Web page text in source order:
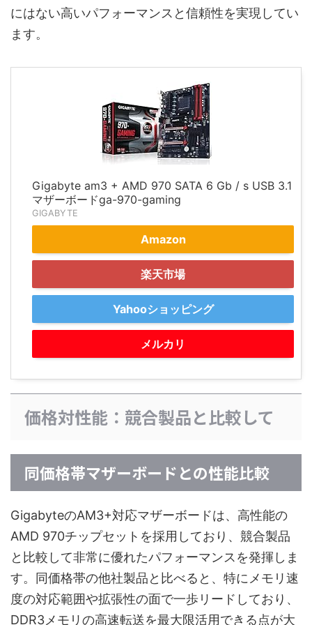
にはない高いパフォーマンスと信頼性を実現してい
ます。
Gigabyte am3 + AMD 970 SATA 6 Gb / s USB 3.1
マザーボードga-970-gaming
GIGABYTE
Amazon
楽天市場
Yahooショッピング
メルカリ
価格対性能：競合製品と比較して
同価格帯マザーボードとの性能比較
GigabyteのAM3+対応マザーボードは、高性能の
AMD 970チップセットを採用しており、競合製品
と比較して非常に優れたパフォーマンスを発揮しま
す。同価格帯の他社製品と比べると、特にメモリ速
度の対応範囲や拡張性の面で一歩リードしており、
DDR3メモリの高速転送を最大限活用できる点が大